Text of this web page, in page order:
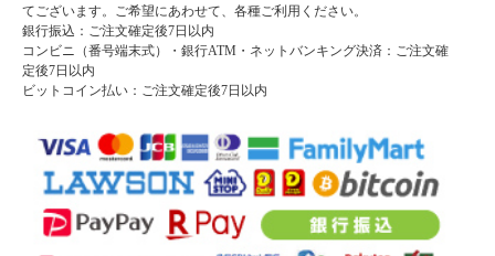
てございます。ご希望にあわせて、各種ご利用ください。
銀行振込：ご注文確定後7日以内
コンビニ（番号端末式）・銀行ATM・ネットバンキング決済：ご注文確
定後7日以内
ビットコイン払い：ご注文確定後7日以内